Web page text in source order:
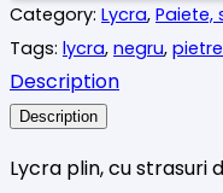
cu
strasuri
negre
Category: Lycra, Paiete,
Tags: lycra, negru, pietre
Description
Description
Lycra plin, cu strasuri